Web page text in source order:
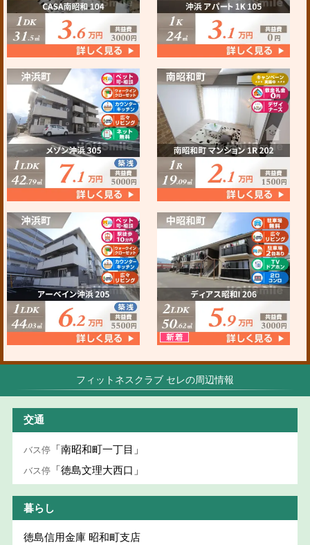
フィットネスクラブ セレの周辺情報
交通
バス停 「南昭和町一丁目」
バス停 「徳島文理大西口」
暮らし
徳島信用金庫 昭和町支店